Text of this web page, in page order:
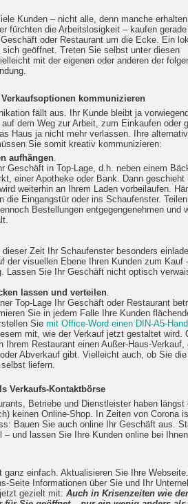
Kunden – nicht alle, denn manche
fürchten die Arbeitslosigkeit – kaufen
oder Restaurant um die Ecke. Ein
geöffnet. Treten Sie selbst unter diesen
mit der eigenen oder anderen der
kommunizieren
fällt aus. Ihr Kunde bleibt ja
dem Weg zur Arbeit, zum Einkaufen oder
Haus ja nicht mehr verlassen. Ihre
Sie somit kreativ kommunizieren:
aufhängen
Geschäft in Top-Lage, d.h. neben einem
einer Apotheke oder Bank. Dann geschieht
weiterhin an Ihrem Laden vorbeilaufen.
die Eingangstür oder ins Schaufenster.
Bestellungen entgegengenehmen und
Zeit Ihr Schaufenster besonders
der visuellen Ebene Ihren Kunden zum Kauf
Lassen Sie Ihr Geschäft nicht optisch
lassen und verteilen
Top-Lage Ihr Geschäft oder Restaurant
Sie in jedem Falle Ihre Kunden
Sie mit Office-Word einen DIN-A5-
mit, wie der Verkauf jetzt gestaltet wird.
Ihrem Restaurant einen Außer-Haus-Verkauf,
Abverkauf gibt. Vielleicht auch, ob Sie die
liefern.
Verkaufs-Kontaktbörse
Betriebe und Dienstleister haben längst
keinen Online-Shop. In Zeiten von Corona
Bauen Sie auch online Ihr Geschäft aus.
– und lassen Sie Ihre Kunden online bei Ihnen
ganz einfach. Aktualisieren Sie Ihre
Seite Informationen über Sie und Ihr
gezielt mit: Auch in Krisenzeiten wie